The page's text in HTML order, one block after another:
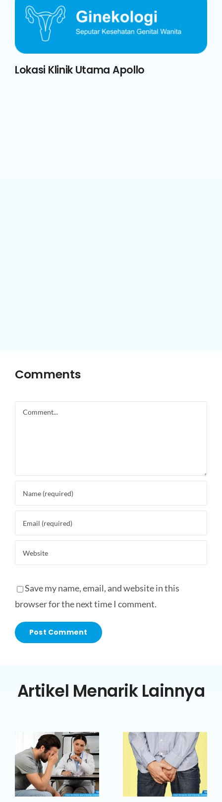
Lokasi Klinik Utama Apollo
Comments
Comment
Save my name, email, and website in this
browser for the next time I comment.
Artikel Menarik Lainnya